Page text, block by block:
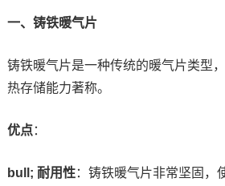
一、铸铁暖气片
铸铁暖气片是一种传统的暖气片类型
热存储能力著称。
优点：
bull; 耐用性：铸铁暖气片非常坚固，